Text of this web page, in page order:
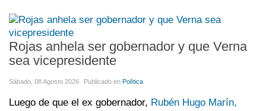
Rojas anhela ser gobernador y que Verna
sea vicepresidente
Sábado, 08 Agosto 2026 Publicado en Política
Luego de que el ex gobernador, Rubén Hugo Marín,